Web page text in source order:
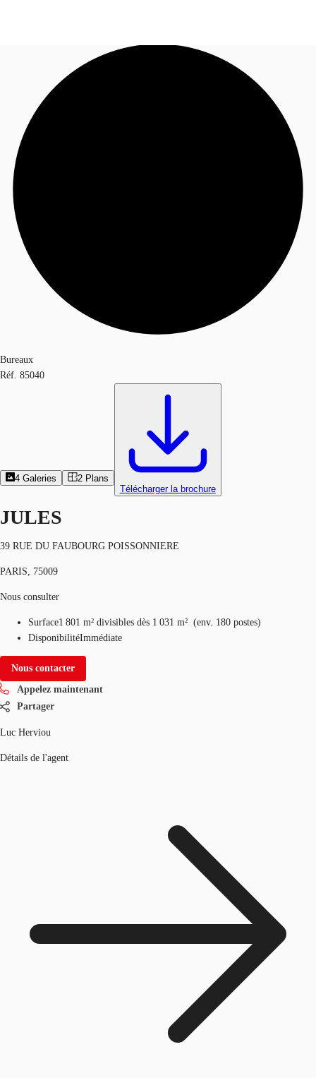
Blog
Données marchés
Appelez maintenant
Bureaux
Réf. 85040
4 Galeries 2 Plans
Télécharger la brochure
JULES
39 RUE DU FAUBOURG POISSONNIERE
PARIS, 75009
Nous consulter
Surface1 801 m² divisibles dès 1 031 m² (env. 180 postes)
DisponibilitéImmédiate
Nous contacter
Appelez maintenant
Partager
Luc Herviou
Détails de l'agent